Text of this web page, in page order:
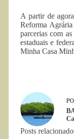
A partir de
Reforma
parcerias com
estaduais e
Minha Casa
Posts